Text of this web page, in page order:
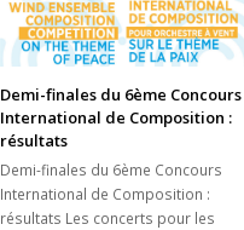
Demi-finales du 6ème Concours
International de Composition :
résultats
Demi-finales du 6ème Concours
International de Composition :
résultats Les concerts pour les